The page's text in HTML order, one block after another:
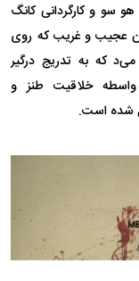
سو و کارگردانی کانگ
عجیب و غریب که روی
که به تدریج درگیر
واسطه خلاقیت طنز و
شده است.